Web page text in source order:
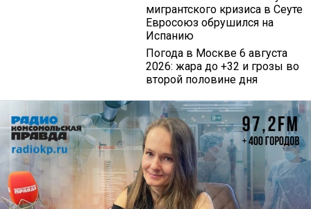
мигрантского кризиса в Сеуте
Евросоюз обрушился на
Испанию
Погода в Москве 6 августа
2026: жара до +32 и грозы во
второй половине дня